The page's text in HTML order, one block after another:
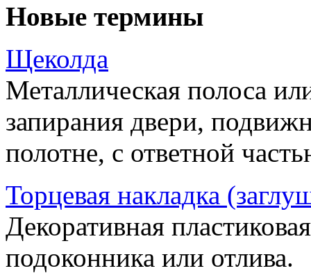
Новые термины
Щеколда
Металлическая полоса
запирания двери,
полотне, с ответной
Торцевая накладка
Декоративная
подоконника или отлива.